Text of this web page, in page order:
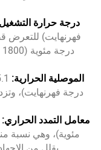
درجة حرارة
الموصلية الحرارية:
درجة فهرنهايت)،
معامل التمدد الحراري:
مئوية)، وهي نسبة